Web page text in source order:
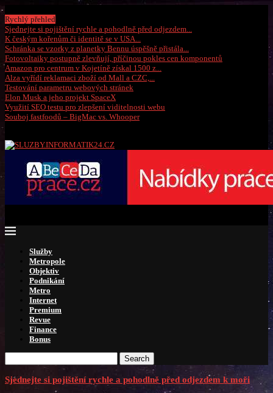
Rychlý přehled
Sjednejte si pojištění rychle a pohodlně před odjezdem...
K českým kořenům či identitě se v USA...
Schránka se vzorky z planetky Bennu úspěšně přistála...
Fotovoltaiky postupně zlevňují, příčinou pokles cen komponentů
Amazon pro centrum v Kojetíně získal 1500 z...
Alza vyřídí reklamaci zboží od Mall a CZC,...
Testování parametru webových stránek
Elon Musk a jeho projekt SpaceX
Využití SEO testu pro zlepšení viditelnosti webu
Souboj fastfoodů – BigMac vs. Whooper
Služby
Metropole
Objektiv
Podnikání
Metro
Internet
Premium
Revue
Finance
Bonus
Search
Sjednejte si pojištění rychle a pohodlně před odjezdem k moři